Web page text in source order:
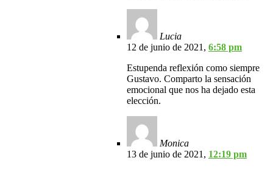
Lucia
12 de junio de 2021, 6:58 pm
Estupenda reflexión como siempre
Gustavo. Comparto la sensación
emocional que nos ha dejado esta
elección.
Monica
13 de junio de 2021, 12:19 pm